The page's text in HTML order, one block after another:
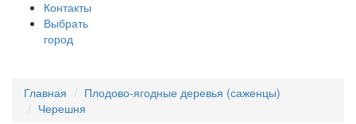
Контакты
Выбрать
город
Главная
Плодово-ягодные деревья (саженцы)
Черешня